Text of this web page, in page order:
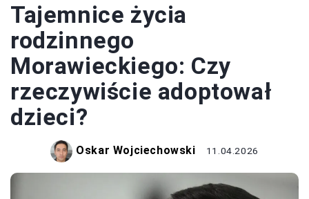
Tajemnice życia
rodzinnego
Morawieckiego: Czy
rzeczywiście adoptował
dzieci?
Oskar Wojciechowski 11.04.2026